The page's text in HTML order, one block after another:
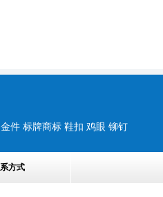
件 标牌商标 鞋扣 鸡眼 铆钉
方式